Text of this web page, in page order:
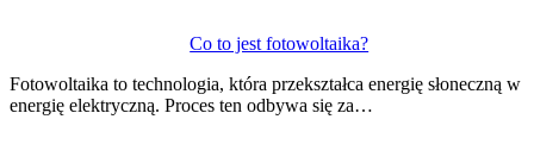
Co to jest fotowoltaika?
Fotowoltaika to technologia, która przekształca energię słoneczną w
energię elektryczną. Proces ten odbywa się za…